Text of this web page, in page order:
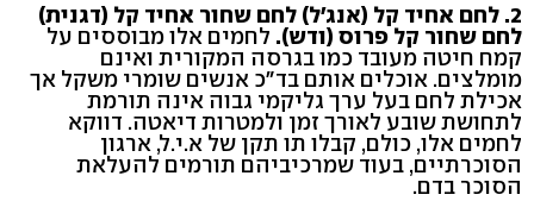
2. לחם אחיד קל (אנג'ל) לחם שחור אחיד קל (דגנית)
לחם שחור קל פרוס (ודש). לחמים אלו מבוססים על
קמח חיטה מעובד כמו בגרסה המקורית ואינם
מומלצים. אוכלים אותם בד"כ אנשים שומרי משקל אך
אכילת לחם בעל ערך גליקמי גבוה אינה תורמת
לתחושת שובע לאורך זמן ולמטרות דיאטה. דווקא
לחמים אלו, כולם, קבלו תו תקן של א.י.ל, ארגון
הסוכרתיים, בעוד שמרכיביהם תורמים להעלאת
הסוכר בדם.